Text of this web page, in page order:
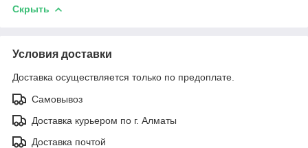
Скрыть
Условия доставки
Доставка осуществляется только по предоплате.
Самовывоз
Доставка курьером по г. Алматы
Доставка почтой